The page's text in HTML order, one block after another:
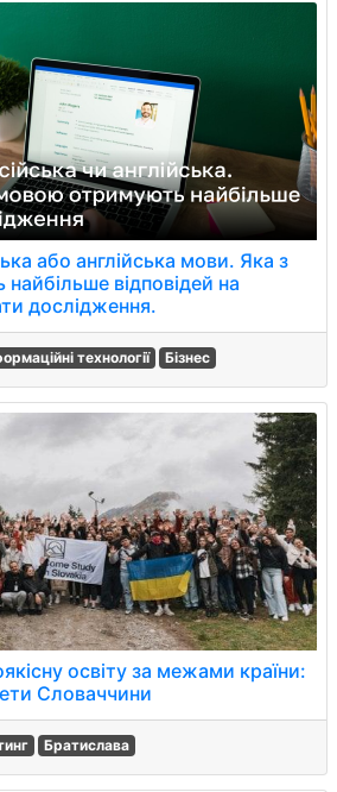
або англійська мови. Яка з
відповідей на
дослідження.
технології Бізнес
освіту за межами країни:
Словаччини
Братислава